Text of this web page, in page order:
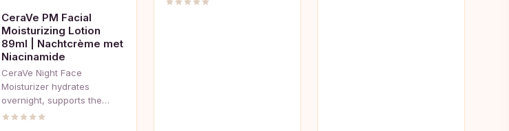
CeraVe PM Facial
Moisturizing Lotion
89ml | Nachtcrème met
Niacinamide
CeraVe Night Face
Moisturizer hydrates
overnight, supports the…